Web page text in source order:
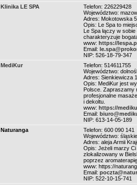
Klinika LE SPA
Telefon: 226229428
Województwo:
Adres: Mokotowska
Opis: Le Spa to
Le Spa łączy w
charakteryzuje
www: https://
Email:
NIP: 526-18-79-347
MediKur
Telefon: 514611755
Województwo:
Adres: Sienkiewicza
Opis: MediKur jest
Polsce. Zapraszamy
profesjonalne
i dekoltu.
www: https://
Email:
NIP: 613-14-05-189
Naturanga
Telefon: 600 090 141
Województwo: śląskie
Adres: aleja Armii
Opis: Jeżeli marzy Ci
zlokalizowany w
poprzez aromaterapię.
www: https://
Email:
NIP: 522-10-15-741